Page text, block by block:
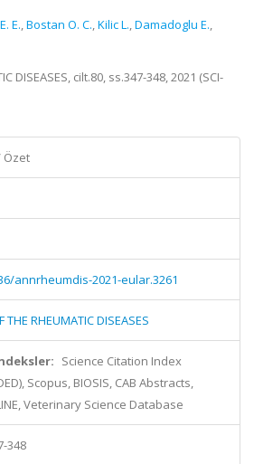
E.,Bostan O. C.,Kilic L.,Damadoglu E.,
DISEASES, cilt.80, ss.347-348, 2021 (SCI-
Özet
annrheumdis-2021-eular.3261
THE RHEUMATIC DISEASES
Science Citation Index
Scopus, BIOSIS, CAB Abstracts,
Veterinary Science Database
348